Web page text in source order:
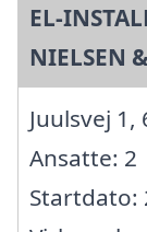
EL-
NIELSEN
Juulsvej
Ansatte: 2
Startdato: